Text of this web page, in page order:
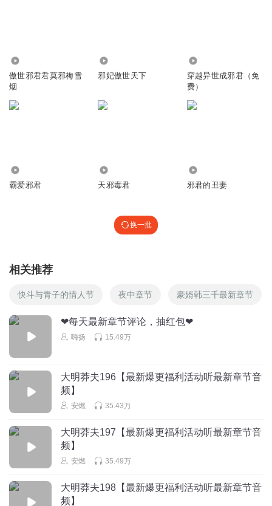
傲世邪君君莫邪梅雪
烟
邪妃傲世天下
穿越异世成邪君（免
费）
霸爱邪君 天邪毒君 邪君的丑妻
换一批
相关推荐
快斗与青子的情人节 夜中章节 豪婿韩三千最新章节
❤每天最新章节评论，抽红包❤
嗨扬 15.49万
大明莽夫196【最新爆更福利活动听最新章节音
频】
安燃 35.43万
大明莽夫197【最新爆更福利活动听最新章节音
频】
安燃 35.49万
大明莽夫198【最新爆更福利活动听最新章节音
频】